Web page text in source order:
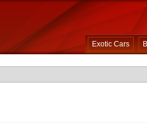
Exotic Cars